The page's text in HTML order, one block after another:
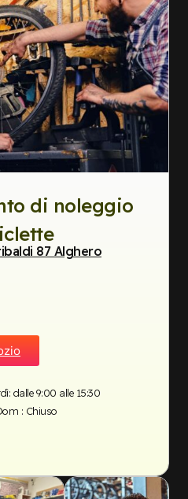
di noleggio
87 Alghero
dalle 9:00 alle 15:30
: Chiuso